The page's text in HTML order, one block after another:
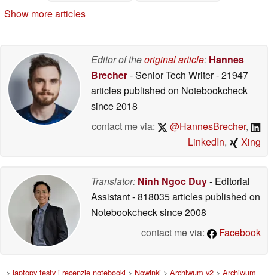
Show more articles
Editor of theoriginal article: Hannes
Brecher- Senior Tech Writer- 21947
articles published on Notebookcheck
since 2018
contact me via:
@HannesBrecher,
LinkedIn, Xing
Translator: Ninh Ngoc Duy- Editorial
Assistant- 818035 articles published on
Notebookchecksince 2008
contact me via:
Facebook
> laptopy testy i recenzje notebooki > Nowinki > Archiwum v2 > Archiwum